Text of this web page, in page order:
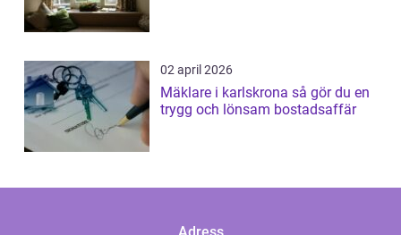
02 april 2026
Mäklare i karlskrona så gör du en
trygg och lönsam bostadsaffär